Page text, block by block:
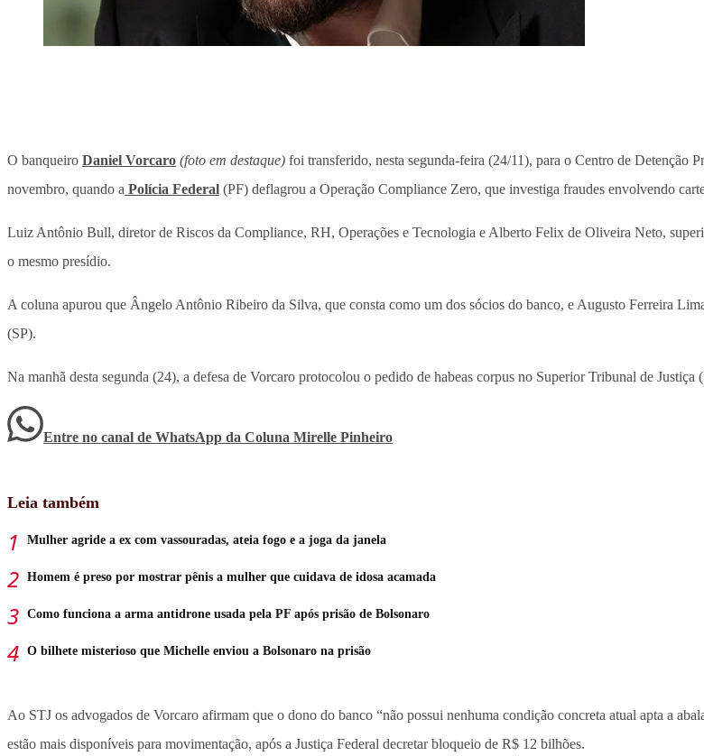
O banqueiro Daniel Vorcaro (foto em destaque) foi transferido, nesta segunda-feira (24/11), para o Centro de Detenção
novembro, quando a Polícia Federal (PF) deflagrou a Operação Compliance Zero, que investiga fraudes envolvendo
Luiz Antônio Bull, diretor de Riscos da Compliance, RH, Operações e Tecnologia e Alberto Felix de Oliveira Neto,
o mesmo presídio.
A coluna apurou que Ângelo Antônio Ribeiro da Silva, que consta como um dos sócios do banco, e Augusto Ferreira
(SP).
Na manhã desta segunda (24), a defesa de Vorcaro protocolou o pedido de habeas corpus no Superior Tribunal de Justiça
Entre no canal de WhatsApp da Coluna Mirelle Pinheiro
Leia também
Mulher agride a ex com vassouradas, ateia fogo e a joga da janela
Homem é preso por mostrar pênis a mulher que cuidava de idosa acamada
Como funciona a arma antidrone usada pela PF após prisão de Bolsonaro
O bilhete misterioso que Michelle enviou a Bolsonaro na prisão
Ao STJ os advogados de Vorcaro afirmam que o dono do banco “não possui nenhuma condição concreta atual apta a
estão mais disponíveis para movimentação, após a Justiça Federal decretar bloqueio de R$ 12 bilhões.